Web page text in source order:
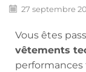
27 septembre
Vous êtes
vêtements